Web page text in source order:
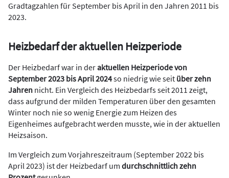
Gradtagzahlen für September bis April in den Jahren 2011 bis
2023.
Heizbedarf der aktuellen Heizperiode
Der Heizbedarf war in deraktuellen Heizperiode von
September 2023 bis April 2024so niedrig wie seit über zehn
Jahren nicht. Ein Vergleich des Heizbedarfs seit 2011 zeigt,
dass aufgrund der milden Temperaturen über den gesamten
Winter noch nie so wenig Energie zum Heizen des
Eigenheimes aufgebracht werden musste, wie in der aktuellen
Heizsaison.
Im Vergleich zum Vorjahreszeitraum (September 2022 bis
April 2023) ist der Heizbedarf um durchschnittlich zehn